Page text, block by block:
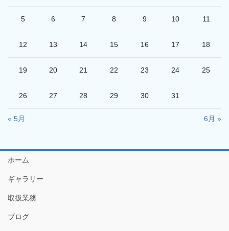
5 6 7 8 9 10 11
12 13 14 15 16 17 18
19 20 21 22 23 24 25
26 27 28 29 30 31
« 5月 6月 »
ホーム
ギャラリー
取扱業務
ブログ